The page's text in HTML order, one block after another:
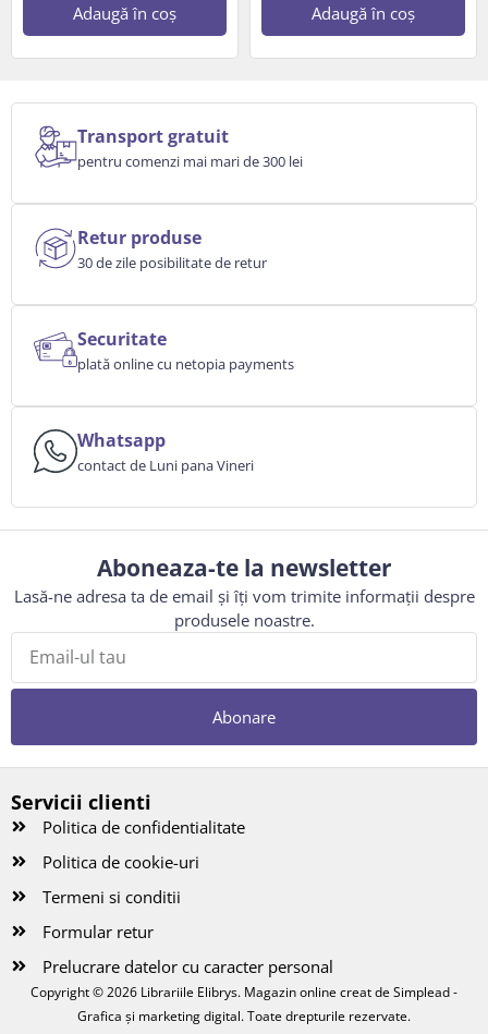
Adaugă în coș Adaugă în coș
Transport gratuit
pentru comenzi mai mari de 300 lei
Retur produse
30 de zile posibilitate de retur
Securitate
plată online cu netopia payments
Whatsapp
contact de Luni pana Vineri
Aboneaza-te la newsletter
Lasă-ne adresa ta de email și îți vom trimite informații despre
produsele noastre.
Abonare
Servicii clienti
Politica de confidentialitate
Politica de cookie-uri
Termeni si conditii
Formular retur
Prelucrare datelor cu caracter personal
Copyright © 2026 Librariile Elibrys. Magazin online creat de Simplead -
Grafica și marketing digital. Toate drepturile rezervate.